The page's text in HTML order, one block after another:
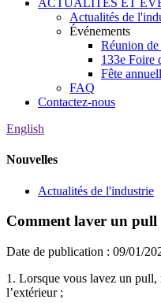
ACTUALITÉS ET
Actualités de
Événements
Réunion
133e Foire
Fête
FAQ
Contactez-nous
English
Nouvelles
Actualités de l'industrie
Comment laver un pull
Date de publication : 09/01/
1. Lorsque vous lavez un pull,
l’extérieur ;